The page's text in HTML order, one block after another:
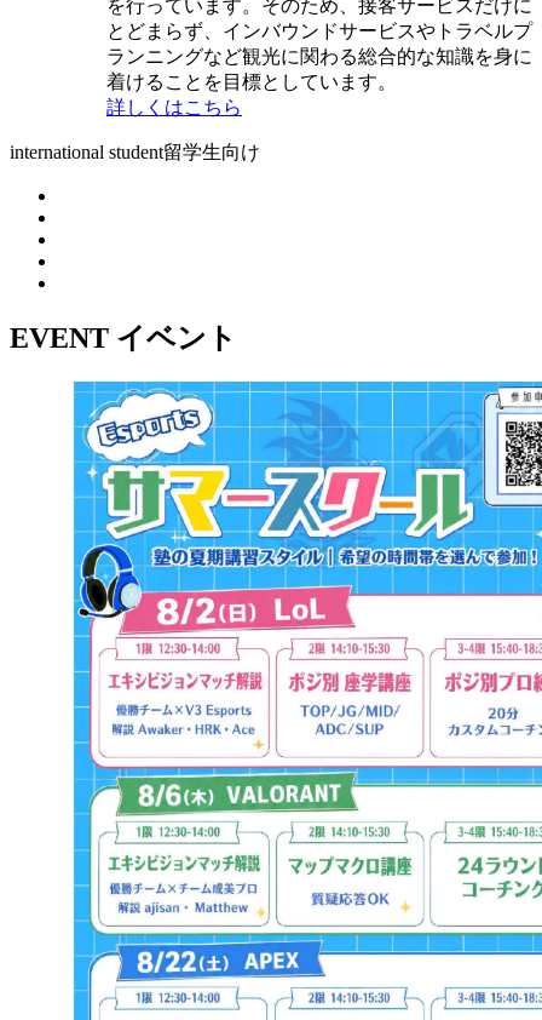
を行っています。そのため、接客サービスだけに
とどまらず、インバウンドサービスやトラベルプ
ランニングなど観光に関わる総合的な知識を身に
着けることを目標としています。
詳しくはこちら
international student留学生向け
EVENT イベント